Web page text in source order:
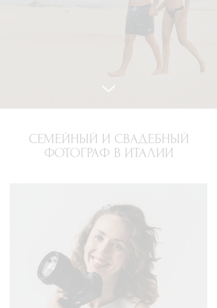
СЕМЕЙНЫЙ И СВАДЕБНЫЙ
ФОТОГРАФ В ИТАЛИИ